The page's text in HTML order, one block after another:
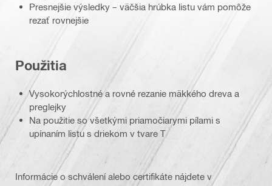
Presnejšie výsledky – väčšia hrúbka listu vám pomôže
rezať rovnejšie
Použitia
Vysokorýchlostné a rovné rezanie mäkkého dreva a
preglejky
Na použitie so všetkými priamočiarymi pílami s
upínaním listu s driekom v tvare T
Informácie o schválení alebo certifikáte nájdete v